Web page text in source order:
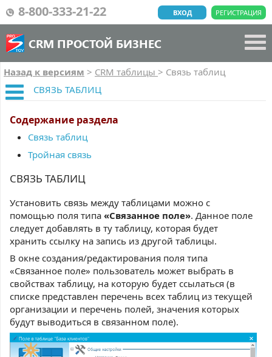
8-800-333-21-22 РЕГИСТРАЦИЯ
ВХОД
CRM ПРОСТОЙ БИЗНЕС
Назад к версиям > CRM таблицы > Связь таблиц
СВЯЗЬ ТАБЛИЦ
Содержание раздела
Связь таблиц
Тройная связь
СВЯЗЬ ТАБЛИЦ
Установить связь между таблицами можно с
помощью поля типа «Связанное поле». Данное поле
следует добавлять в ту таблицу, которая будет
хранить ссылку на запись из другой таблицы.
В окне создания/редактирования поля типа
«Связанное поле» пользователь может выбрать в
свойствах таблицу, на которую будет ссылаться (в
списке представлен перечень всех таблиц из текущей
организации и перечень полей, значения которых
будут выводиться в связанном поле).